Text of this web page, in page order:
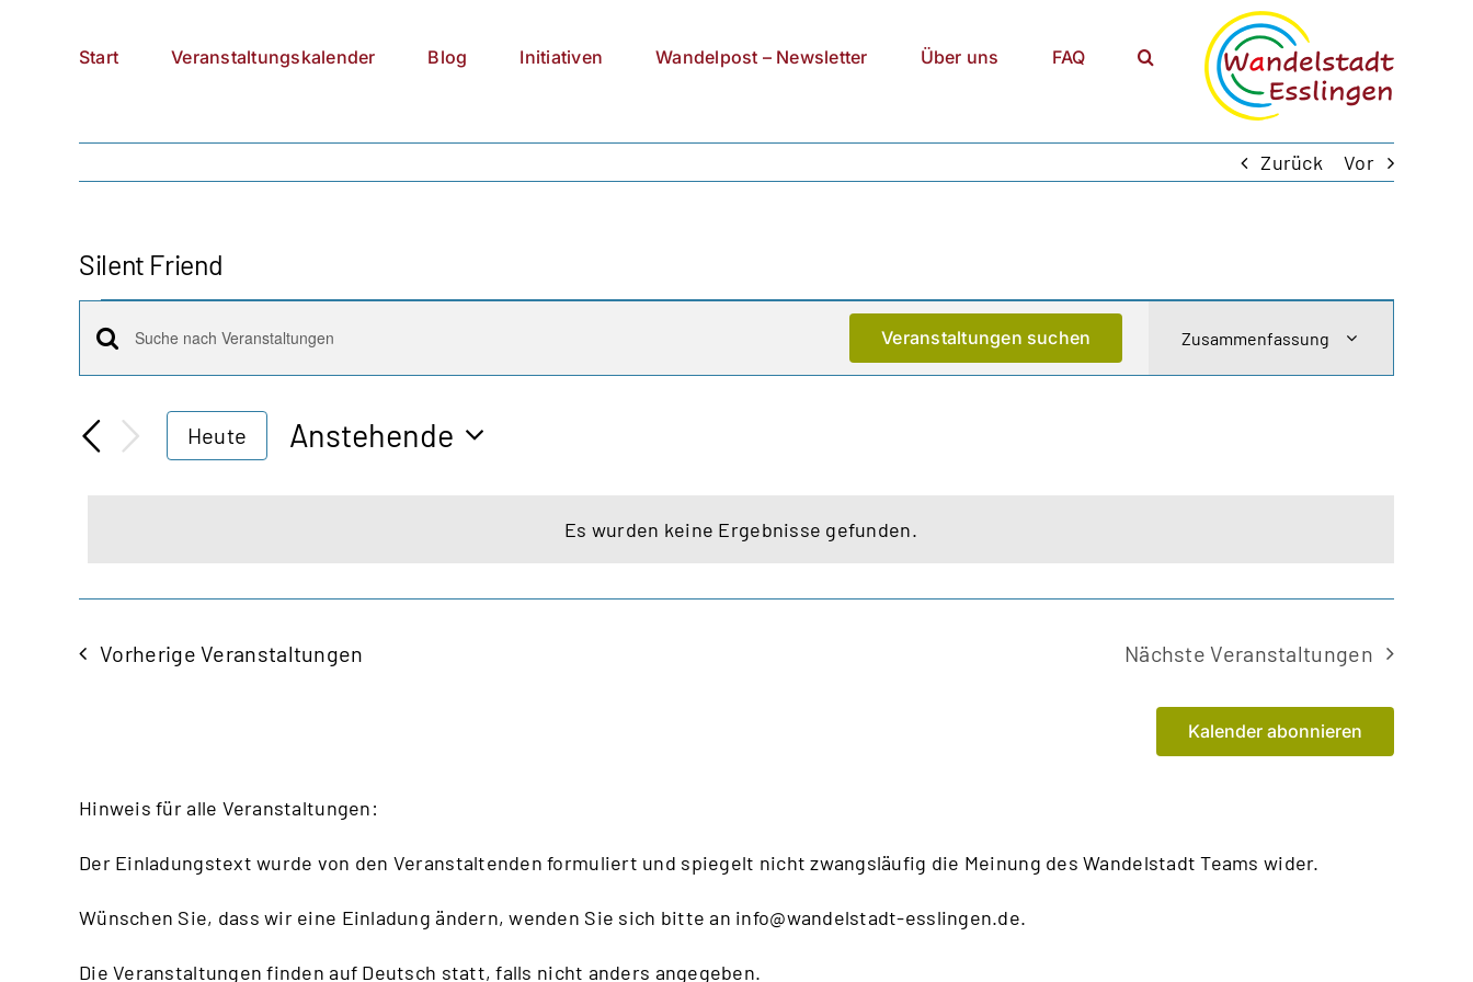
Start Veranstaltungskalender Blog Initiativen Wandelpost – Newsletter Über uns FAQ
Zurück Vor
Silent Friend
Veranstaltungen
Hinweis
Es wurden keine Ergebnisse gefunden.
Veranstaltungen
Suche
und
Bitte
eingeben.
Suche
Veranstaltungen suchen
Ansichten-
Navigation
Zusammenfassung
Heute
Anstehende
VorherigeVeranstaltungen NächsteVeranstaltungen
Kalender abonnieren
Hinweis für alle Veranstaltungen:
Der Einladungstext wurde von den Veranstaltenden formuliert und spiegelt nicht zwangsläufig die Meinung des Wandelstadt Teams wider.
Wünschen Sie, dass wir eine Einladung ändern, wenden Sie sich bitte an info@wandelstadt-esslingen.de.
Die Veranstaltungen finden auf Deutsch statt, falls nicht anders angegeben.